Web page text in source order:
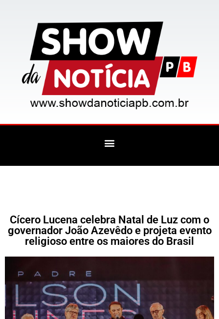
Cícero Lucena celebra Natal de Luz com o
governador João Azevêdo e projeta evento
religioso entre os maiores do Brasil